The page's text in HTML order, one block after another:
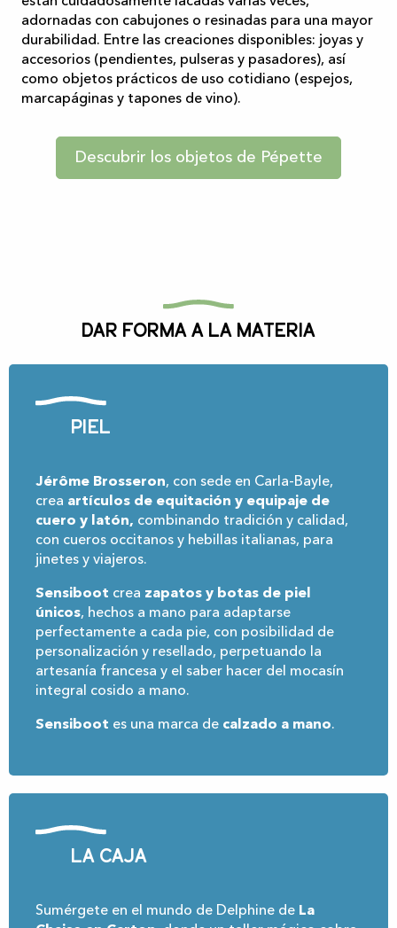
adornadas con cabujones o resinadas para una mayor
durabilidad. Entre las creaciones disponibles: joyas y
accesorios (pendientes, pulseras y pasadores), así
como objetos prácticos de uso cotidiano (espejos,
marcapáginas y tapones de vino).
Descubrir los objetos de Pépette
Dar forma a la materia
Piel
Jérôme Brosseron, con sede en Carla-Bayle,
crea artículos de equitación y equipaje de
cuero y latón, combinando tradición y calidad,
con cueros occitanos y hebillas italianas, para
jinetes y viajeros.
Sensiboot crea zapatos y botas de piel
únicos, hechos a mano para adaptarse
perfectamente a cada pie, con posibilidad de
personalización y resellado, perpetuando la
artesanía francesa y el saber hacer del mocasín
integral cosido a mano.
Sensiboot es una marca de calzado a mano.
La caja
Sumérgete en el mundo de Delphine de La